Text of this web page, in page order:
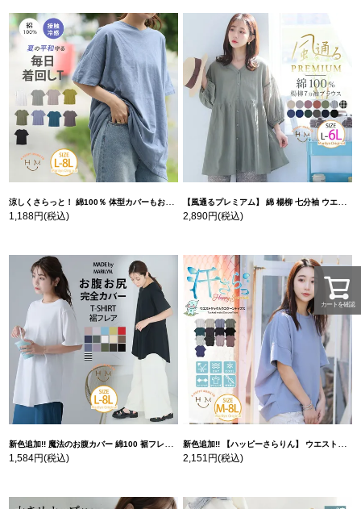
涼しくさらっと！ 綿100％ 体型カバーもお洒落も叶える 風合いコットン ゆるシルエット ドルマン | 大きいサイズの通販ならハッピーマリリン
1,188円(税込)
【風通るプレミアム】 綿 楊柳 七分袖 ウエストギャザー ブラウス | 大きいサイズの通販ならハッピーマリリン
2,890円(税込)
新色追加!! 魔法のお腹カバー 綿100 裾フレア Tシャツ | 大きいサイズの通販ならハッピーマリリン
1,584円(税込)
新色追加!! 【ハッピーさらりん】 ウエストタック入り スッキリ魅せ コクーントップス | 大きいサイズの通販ならハッピーマリリン
2,151円(税込)
カートを確認